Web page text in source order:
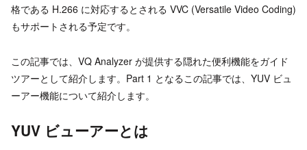
格である H.266 に対応するとされる VVC (Versatile Video Coding)
もサポートされる予定です。
この記事では、VQ Analyzer が提供する隠れた便利機能をガイド
ツアーとして紹介します。Part 1 となるこの記事では、YUV ビュ
ーアー機能について紹介します。
YUV ビューアーとは